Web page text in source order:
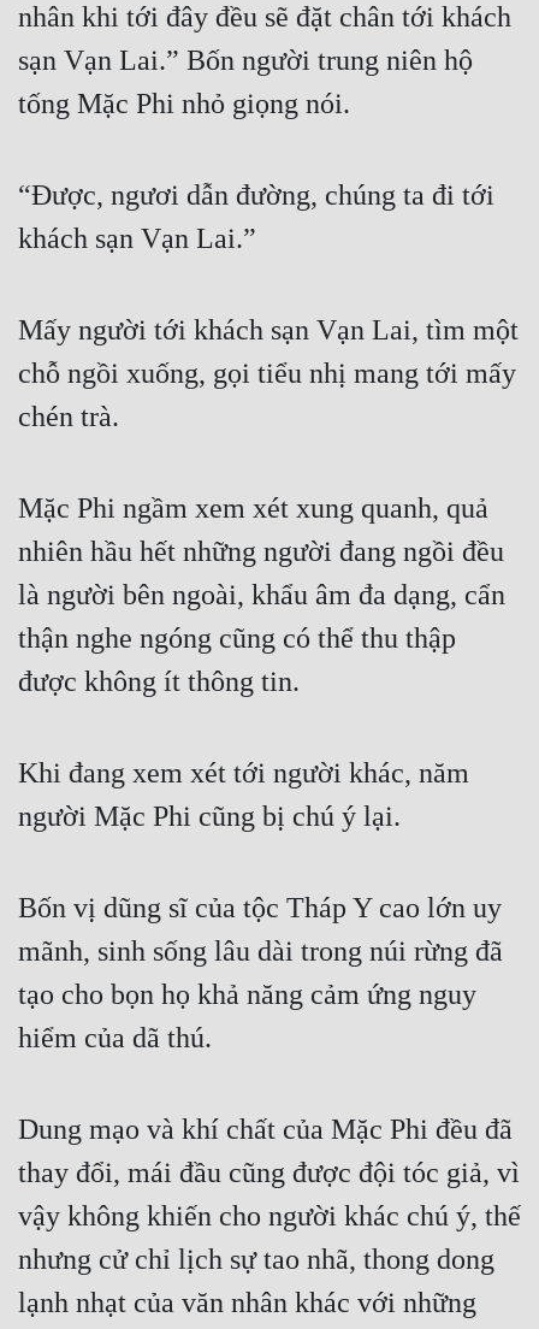
nhân khi tới đây đều sẽ đặt chân tới khách
sạn Vạn Lai.” Bốn người trung niên hộ
tống Mặc Phi nhỏ giọng nói.
“Được, ngươi dẫn đường, chúng ta đi tới
khách sạn Vạn Lai.”
Mấy người tới khách sạn Vạn Lai, tìm một
chỗ ngồi xuống, gọi tiểu nhị mang tới mấy
chén trà.
Mặc Phi ngầm xem xét xung quanh, quả
nhiên hầu hết những người đang ngồi đều
là người bên ngoài, khẩu âm đa dạng, cẩn
thận nghe ngóng cũng có thể thu thập
được không ít thông tin.
Khi đang xem xét tới người khác, năm
người Mặc Phi cũng bị chú ý lại.
Bốn vị dũng sĩ của tộc Tháp Y cao lớn uy
mãnh, sinh sống lâu dài trong núi rừng đã
tạo cho bọn họ khả năng cảm ứng nguy
hiểm của dã thú.
Dung mạo và khí chất của Mặc Phi đều đã
thay đổi, mái đầu cũng được đội tóc giả, vì
vậy không khiến cho người khác chú ý, thế
nhưng cử chỉ lịch sự tao nhã, thong dong
lạnh nhạt của văn nhân khác với những